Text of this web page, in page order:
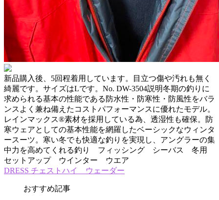
新品購入後、5回程着用しています。目立つ傷や汚れも無く
綺麗です。サイズはLです。No. DW-3504説明冬期の釣りに
求められる基本の性能である防水性・防寒性・防風性をバラ
ンスよく兼ね備えたコストパフォーマンスに優れたモデル。
レインマックス®素材を採用している為、透湿性も確保。防
寒ウェアとしての基本性能を網羅したベーシックなウィンタ
ースーツ。寒い冬でも快適な釣りを実現し、アングラーの集
中力を高めてくれる釣り フィッシング シーバス 冬用
セットアップ ウインター ウエア
DRESS チェストハイ ウェーダー
おすすめ記事